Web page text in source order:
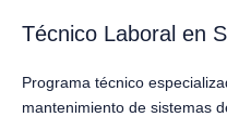
Técnico Laboral en
Programa técnico
mantenimiento de sistemas